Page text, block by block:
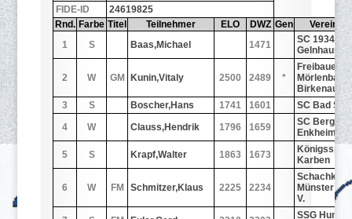
FIDE-ID
24619825
Rnd. Farbe Titel Teilnehmer ELO DWZ Gen
Verein/
1
S Baas,Michael 1471
SC 1934
Gelnhausen
2 W GM Kunin,Vitaly 2500 2489 *
Freibauer
Birkenau
3
S Boscher,Hans 1741 1601
SC Bad
4
W Clauss,Hendrik 1796 1659
SC Bergen-
Enkheim
5
S Krapf,Walter 1863 1673
Karben
6 W FM Schmitzer,Klaus 2225 2234
Schachklub
Münster 32
V.
SSG